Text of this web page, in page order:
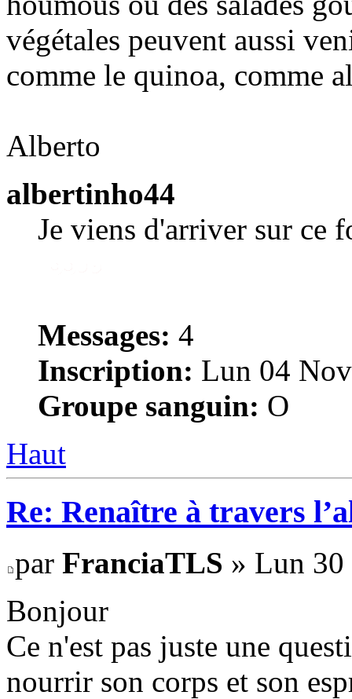
végétales peuvent aussi
comme le quinoa, comme
Alberto
albertinho44
Je viens d'arriver sur ce
Messages: 4
Inscription: Lun 04
Groupe sanguin: O
Haut
Re: Renaître à travers
par FranciaTLS » Lun 30
Bonjour
Ce n'est pas juste une
nourrir son corps et son